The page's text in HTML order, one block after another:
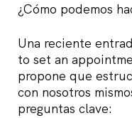
¿Cómo podemos
Una reciente
to set an
propone que
con nosotros
preguntas clave: